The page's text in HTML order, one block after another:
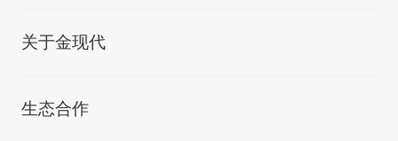
关于金现代
生态合作